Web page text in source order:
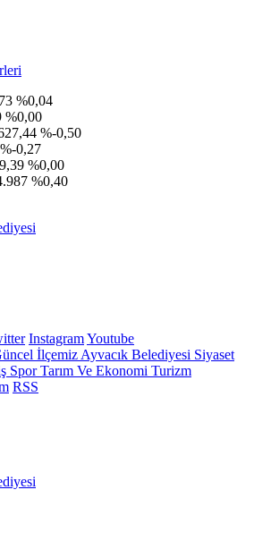
%0,04
%0,00
%-0,50
%-0,27
%0,00
%0,40
InstagramYoutube
İlçemiz Ayvacık Belediyesi Siyaset
SporTarım Ve Ekonomi Turizm
RSS